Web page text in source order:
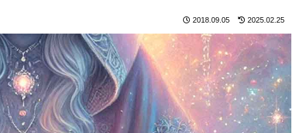
2018.09.05 2025.02.25